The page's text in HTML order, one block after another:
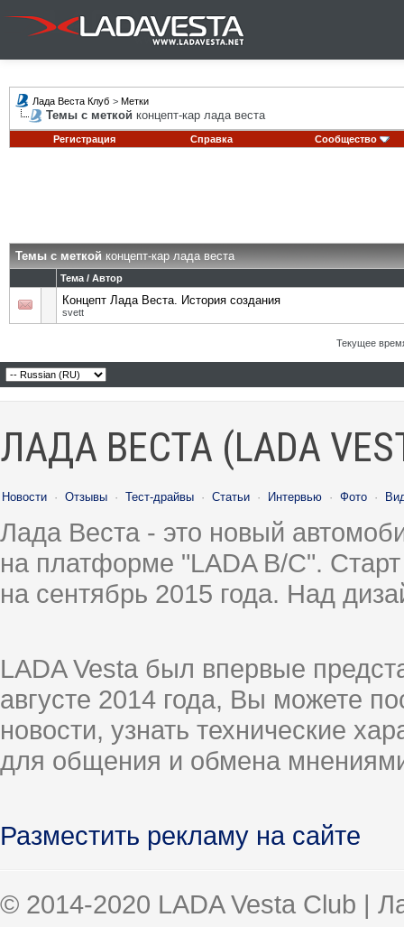
Лада Веста Клуб > Метки
Темы с меткой концепт-кар лада веста
Регистрация Справка Сообщество
Темы с меткойконцепт-кар лада веста
Тема / Автор
Концепт Лада Веста. История создания
svett
Текущее
ЛАДА ВЕСТА (LADA
Новости · Отзывы · Тест-драйвы · Статьи · Интервью · Фото ·
Лада Веста - это новый
на платформе "LADA B/C".
на сентябрь 2015 года. Над
LADA Vesta был впервые
августе 2014 года, Вы можете
новости, узнать технические
для общения и обмена
Разместить рекламу на сайте
© 2014-2020 LADA Vesta Club |